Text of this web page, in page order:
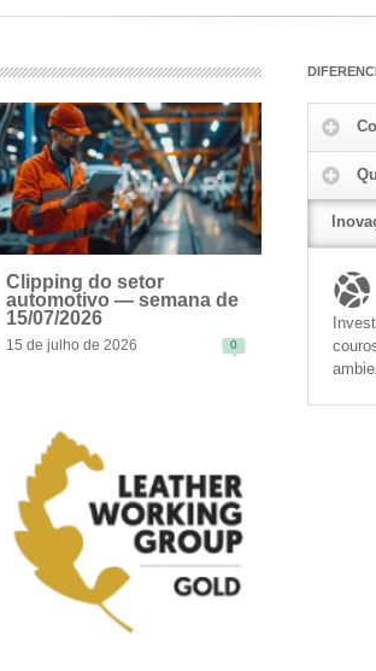
READ MORE
Clipping do setor
automotivo — semana de
15/07/2026
15 de julho de 2026 0